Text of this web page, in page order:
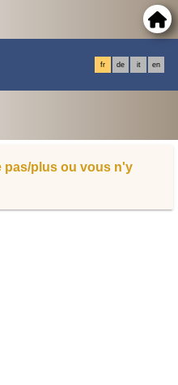
fr de it en
pas/plus ou vous n'y